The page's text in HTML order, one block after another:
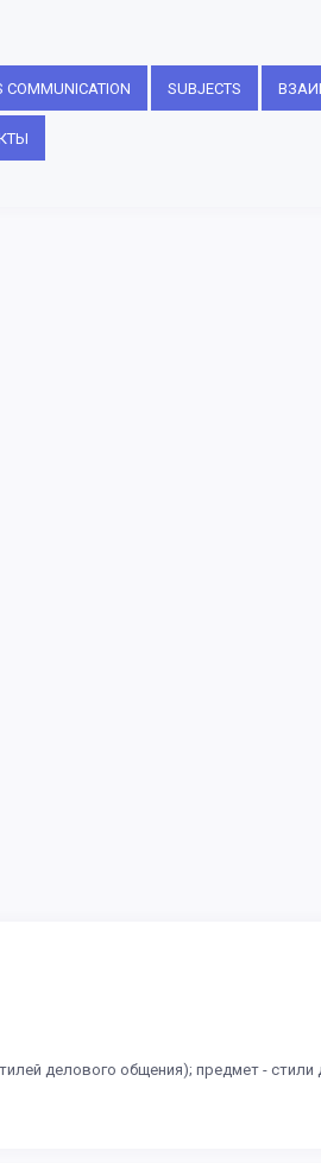
COMMUNICATION SUBJECTS
делового общения); предмет -